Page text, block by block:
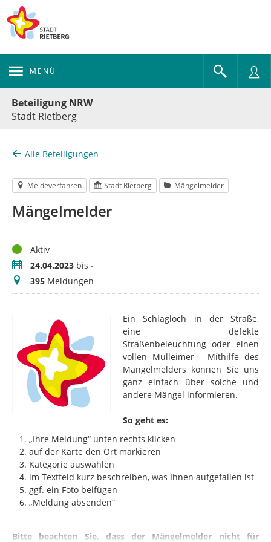
MENÜ
Beteiligung NRW
Stadt Rietberg
Alle Beteiligungen
Meldeverfahren Stadt Rietberg Mängelmelder
Mängelmelder
StatusAktiv
Zeitraum24.04.2023 bis -
Meldungen
395 Meldungen
Ein Schlagloch in der Straße,
eine defekte
Straßenbeleuchtung oder einen
vollen Mülleimer - Mithilfe des
Mängelmelders können Sie uns
ganz einfach über solche und
andere Mängel informieren.
So geht es:
„Ihre Meldung“ unten rechts klicken
auf der Karte den Ort markieren
Kategorie auswählen
im Textfeld kurz beschreiben, was Ihnen aufgefallen ist
ggf. ein Foto beifügen
„Meldung absenden“
Bitte beachten Sie, dass der Mängelmelder nicht für